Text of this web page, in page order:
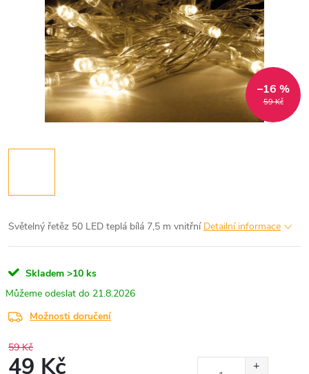
59 Kč
–16 %
Světelný řetěz 50 LED teplá bílá 7,5 m vnitřní Detailní informace
Skladem >10 ks
21.8.2026
Možnosti doručení
59 Kč
49 Kč